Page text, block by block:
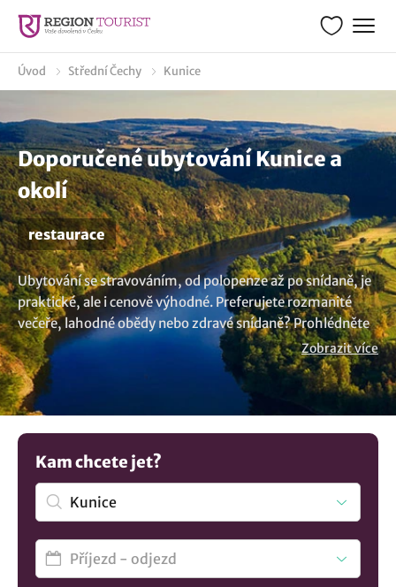
Úvod Střední Čechy Kunice
Doporučené ubytování Kunice a
okolí
restaurace
Ubytování se stravováním, od polopenze až po snídaně, je
praktické, ale i cenově výhodné. Preferujete rozmanité
večeře, lahodné obědy nebo zdravé snídaně? Prohlédněte
si nabízená ubytování, která leží lokalitě Kunice nebo
širším okolí a současně i nabízí pobyt se stravou nebo
provozují vlastní restauraci s celodenním provozem.
Nenalezli jste to pravé? Objevte další možnosti
lokalitě Kunice..
Zobrazit více
Kam chcete jet?